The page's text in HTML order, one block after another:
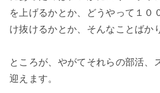
を上げるかとか、どうやって１０
け抜けるかとか、そんなことばか
ところが、やがてそれらの部活、
迎えます。